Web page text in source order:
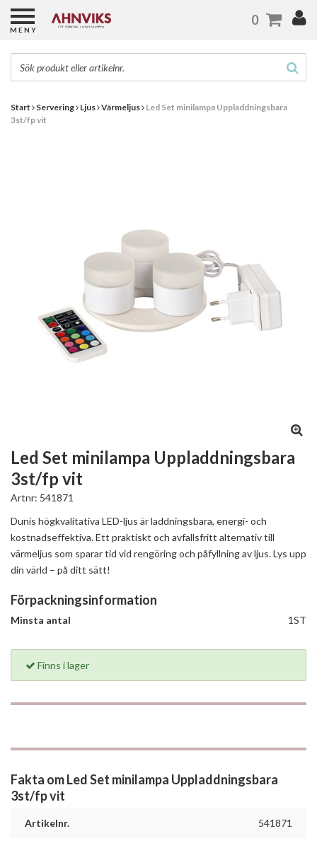
Start Servering Ljus Värmeljus Led Set minilampa Uppladdningsbara
3st/fp vit
Led Set minilampa Uppladdningsbara
3st/fp vit
Artnr: 541871
Dunis högkvalitativa LED-ljus är laddningsbara, energi- och
kostnadseffektiva. Ett praktiskt och avfallsfritt alternativ till
värmeljus som sparar tid vid rengöring och påfyllning av ljus. Lys upp
din värld – på ditt sätt!
Förpackningsinformation
Minsta antal 1ST
Finns i lager
Fakta om Led Set minilampa Uppladdningsbara
3st/fp vit
Artikelnr. 541871
MENY
0